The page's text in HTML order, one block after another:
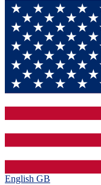
English GB‎